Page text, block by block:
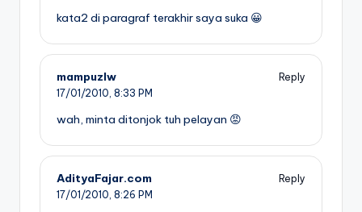
kata2 di paragraf terakhir saya suka 😀
mampuzlw
Reply
17/01/2010, 8:33 PM
wah, minta ditonjok tuh pelayan 😡
AdityaFajar.com
Reply
17/01/2010, 8:26 PM